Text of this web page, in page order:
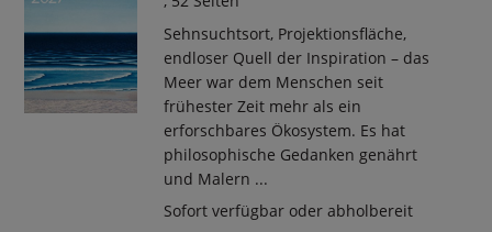
Sehnsuchtsort, Projektionsfläche,
endloser Quell der Inspiration – das
Meer war dem Menschen seit
frühester Zeit mehr als ein
erforschbares Ökosystem. Es hat
philosophische Gedanken genährt
und Malern ...
Sofort verfügbar oder abholbereit